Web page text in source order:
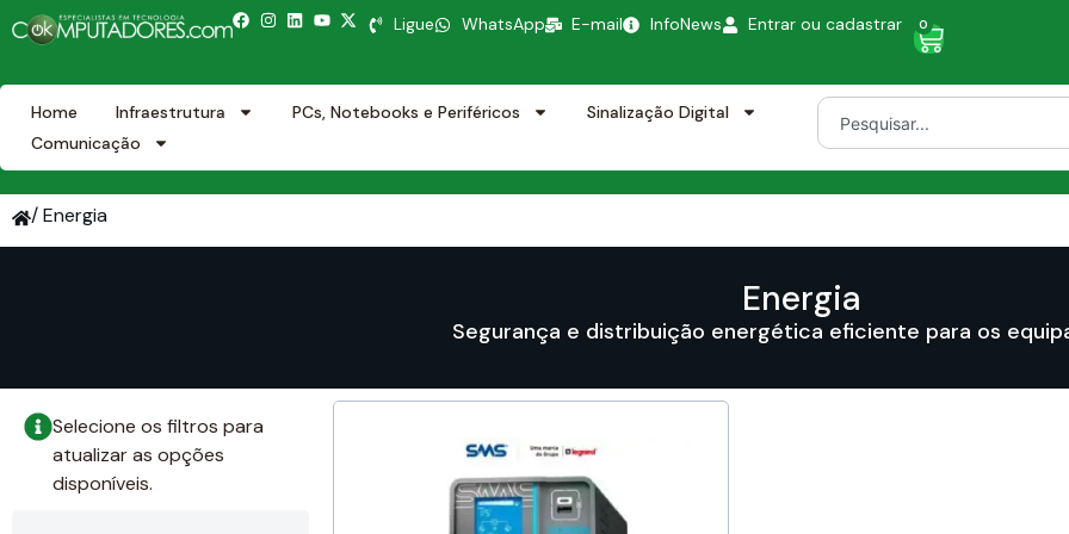
Ligue WhatsApp E-mail InfoNews Entrar ou cadastrar 0
Home Infraestrutura PCs, Notebooks e Periféricos
Sinalização Digital
Comunicação
/ Energia
Energia
Segurança e distribuição energética eficiente para os
Selecione os filtros para
atualizar as opções
disponíveis.